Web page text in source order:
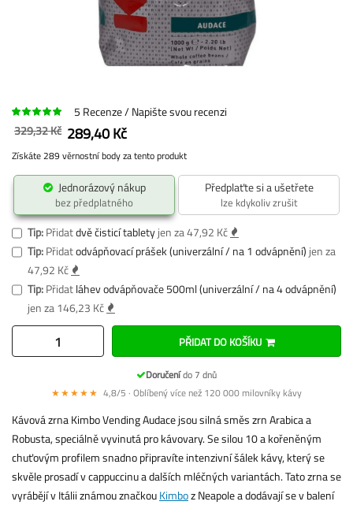
5 Recenze
Napište svou recenzi
329,32 Kč 289,40 Kč
Získáte 289 věrnostní body za tento produkt
Jednorázový nákup
bez předplatného
Předplaťte si a ušetřete
lze kdykoliv zrušit
Tip:Přidatdvě čisticí tabletyjen za 47,92 Kč
Tip:Přidatodvápňovací prášek (univerzální / na 1 odvápnění) jen za
47,92 Kč
Tip:Přidatláhev odvápňovače 500ml (univerzální / na 4 odvápnění)
jen za 146,23 Kč
PŘIDAT DO KOŠÍKU
Doručenído 7 dnů
★★★★★ 4,8/5 · Oblíbený více než 120 000 milovníky kávy
Kávová zrna Kimbo Vending Audace jsou silná směs zrn Arabica a
Robusta, speciálně vyvinutá pro kávovary. Se silou 10 a kořeněným
chuťovým profilem snadno připravíte intenzivní šálek kávy, který se
skvěle prosadí v cappuccinu a dalších mléčných variantách. Tato zrna se
vyrábějí v Itálii známou značkouKimboz Neapole a dodávají se v balení